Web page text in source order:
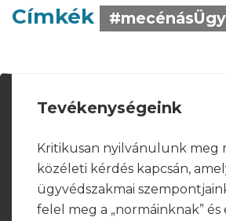
Címkék
Tevékenységeink
Kritikusan nyilvánulunk meg
közéleti kérdés kapcsán,
ügyvédszakmai
felel meg a „normáinknak”